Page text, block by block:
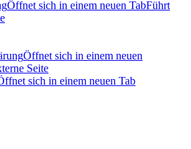
Öffnet sich in einem neuen TabFührt
Öffnet sich in einem neuen
Seite
sich in einem neuen Tab